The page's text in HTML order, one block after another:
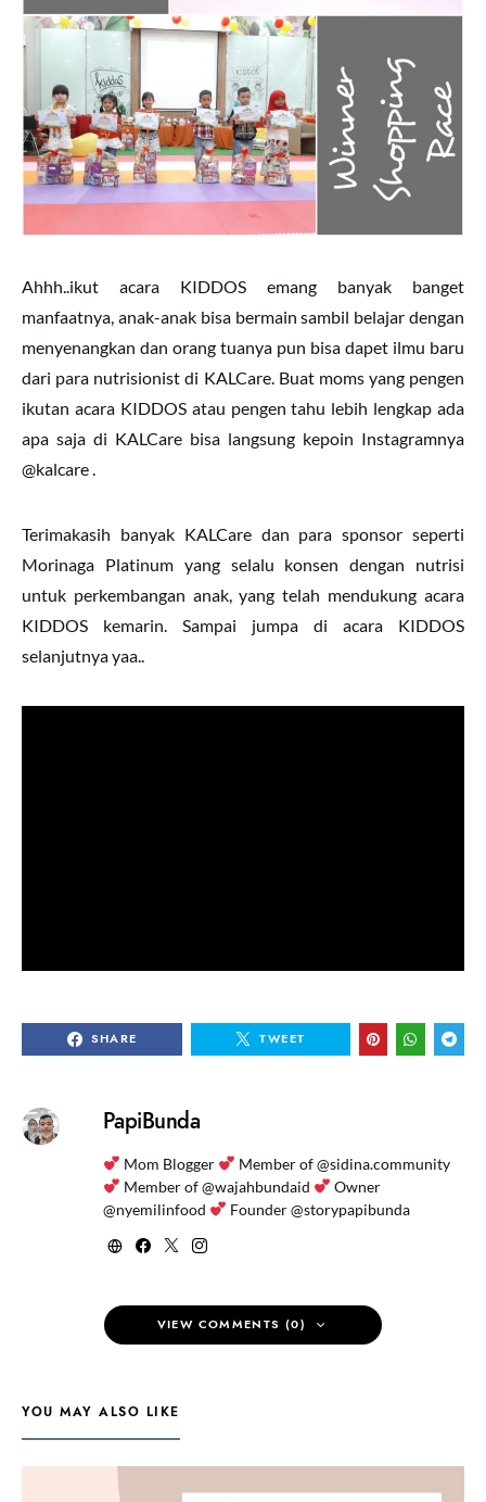
Ahhh..ikut acara KIDDOS emang banyak banget
manfaatnya, anak-anak bisa bermain sambil belajar dengan
menyenangkan dan orang tuanya pun bisa dapet ilmu baru
dari para nutrisionist di KALCare. Buat moms yang pengen
ikutan acara KIDDOS atau pengen tahu lebih lengkap ada
apa saja di KALCare bisa langsung kepoin Instagramnya
@kalcare .
Terimakasih banyak KALCare dan para sponsor seperti
Morinaga Platinum yang selalu konsen dengan nutrisi
untuk perkembangan anak, yang telah mendukung acara
KIDDOS kemarin. Sampai jumpa di acara KIDDOS
selanjutnya yaa..
SHARE TWEET
PapiBunda
Mom Blogger
Member of @sidina.community
Member of @wajahbundaid
Owner
@nyemilinfood
Founder @storypapibunda
VIEW COMMENTS (0)
YOU MAY ALSO LIKE